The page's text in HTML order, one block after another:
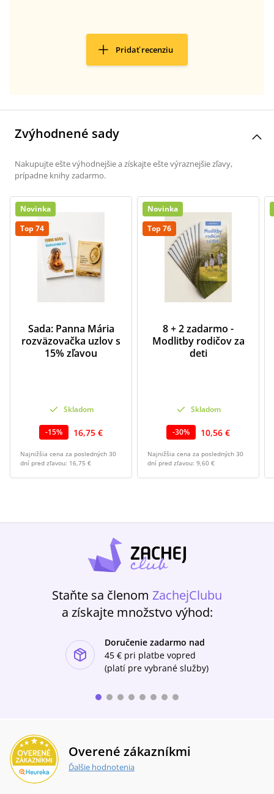
Pridať recenziu
Zvýhodnené sady
Nakupujte ešte výhodnejšie a získajte ešte výraznejšie zľavy,
prípadne knihy zadarmo.
Novinka
Top 74
Sada: Panna Mária
rozväzovačka uzlov s
15% zľavou
Skladom
-15% 16,75 €
Najnižšia cena za posledných 30
dní pred zľavou: 16,75 €
Novinka
Top 76
8 + 2 zadarmo -
Modlitby rodičov za
deti
Skladom
-30% 10,56 €
Najnižšia cena za posledných 30
dní pred zľavou: 9,60 €
Staňte sa členom ZachejClubu
a získajte množstvo výhod:
Doručenie zadarmo nad
45 € pri platbe vopred
(platí pre vybrané služby)
Overené zákazníkmi
Ďalšie hodnotenia